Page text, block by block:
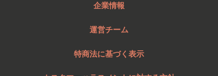
企業情報
運営チーム
特商法に基づく表示